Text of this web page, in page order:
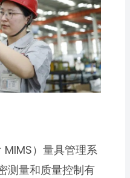
）量具管理系
测量和质量控制有